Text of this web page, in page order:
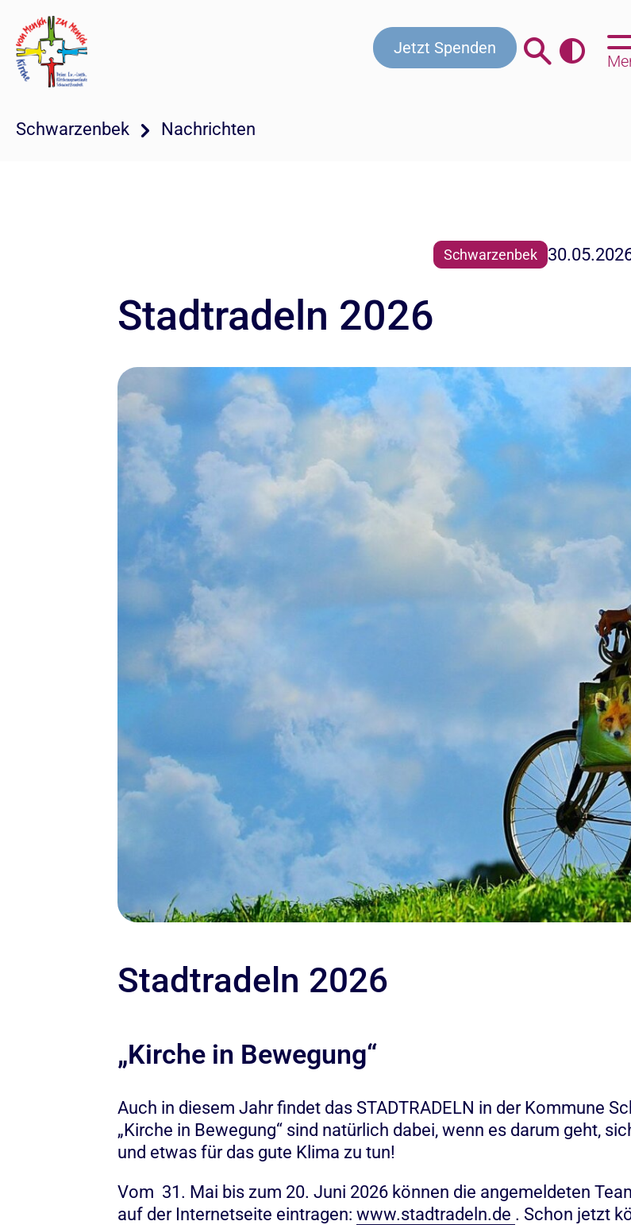
Jetzt Spenden
Schwarzenbek Nachrichten
Schwarzenbek
Stadtradeln 2026
Stadtradeln 2026
„Kirche in Bewegung“
Auch in diesem Jahr findet das STADTRADELN in der Kommune
„Kirche in Bewegung“ sind natürlich dabei, wenn es darum geht,
und etwas für das gute Klima zu tun!
Vom 31. Mai bis zum 20. Juni 2026 können die angemeldeten
auf der Internetseite eintragen: www.stadtradeln.de . Schon jetzt